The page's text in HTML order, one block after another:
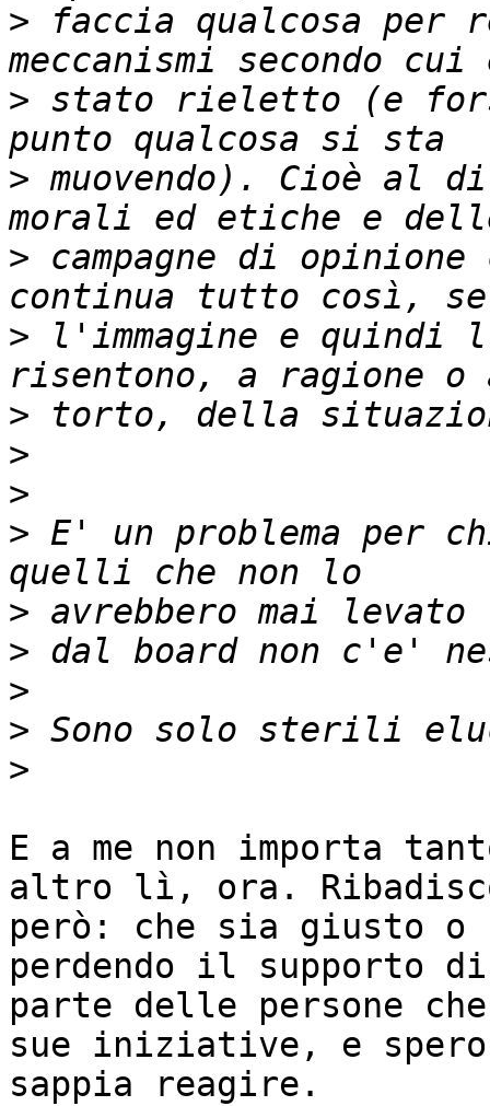
> faccia qualcosa per
> stato rieletto (e
> muovendo). Cioè al
> campagne di
> l'immagine e quindi
>
>
>
> E' un problema per
>
>
>
>
>
E a me non importa
altro lì, ora.
però: che sia giusto o
perdendo il supporto
parte delle persone
sue iniziative, e spero
sappia reagire.